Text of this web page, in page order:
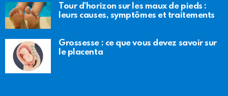
Tour d’horizon sur les maux de pieds :
leurs causes, symptômes et traitements
Grossesse : ce que vous devez savoir sur
le placenta